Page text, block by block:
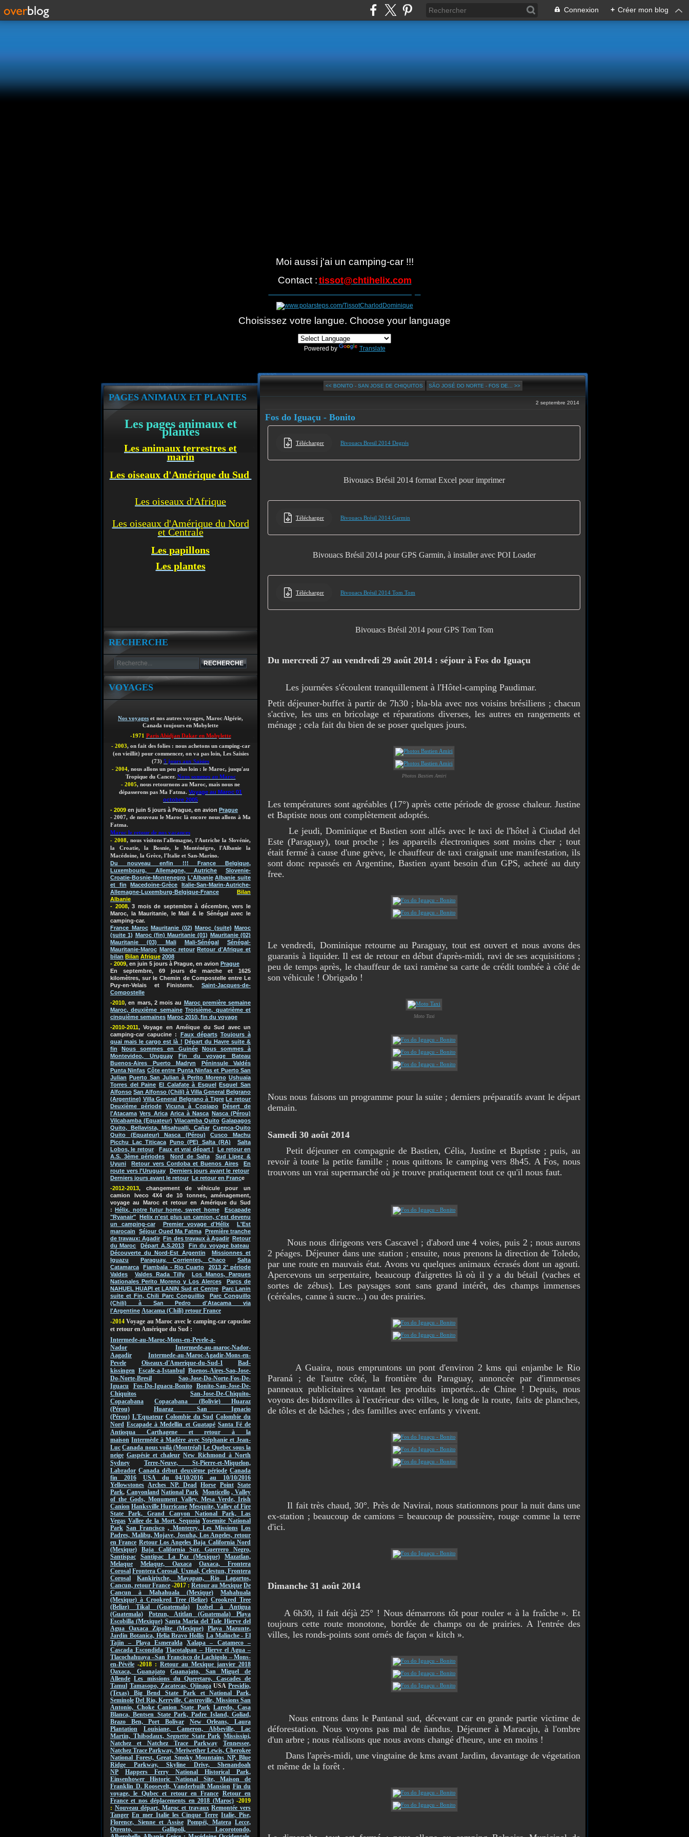
Connexion + Créer mon blog
Moi aussi j'ai un camping-car !!!
Contact : tissot@chtihelix.com
Choisissez votre langue. Choose your language
Powered by Translate
PAGES ANIMAUX ET PLANTES
Les pages animaux et
plantes
Les animaux terrestres et
marin
Les oiseaux d'Amérique du Sud
Les oiseaux d'Afrique
Les oiseaux d'Amérique du Nord
et Centrale
Les papillons
Les plantes
RECHERCHE
VOYAGES
Nos voyages et nos autres voyages, Maroc Algérie,
Canada toujours en Mobylette
-1971 Paris Abidjan Dakar en Mobylette
- 2003, on fait des folies : nous achetons un camping-car
(on vieillit) pour commencer, on va pas loin, Les Saisies
(73) 5 jours aux Saisies
- 2004, nous allons un peu plus loin : le Maroc, jusqu'au
Tropique du Cancer. Nous sommes au Maroc
- 2005, nous retournons au Maroc, mais nous ne
dépasserons pas Ma Fatma. Voyage au Maroc 01
octobre 2005
- 2009 en juin 5 jours à Prague, en avion Prague
- 2007, de nouveau le Maroc là encore nous allons à Ma
Fatma.
Maroc le retour de nos vacances
- 2008, nous visitons l'allemagne, l'Autriche la Slovénie,
la Croatie, la Bosnie, le Monténégro, l'Albanie la
Macédoine, la Grèce, l'Italie et San-Marino.
Du nouveau enfin !!! France Belgique,
Luxembourg, Allemagne, Autriche
Slovenie-
Croatie-Bosnie-Montenegro L'Albanie Albanie suite
et fin
Macedoine-Grèce
Italie-San-Marin-Autriche-
Allemagne-Luxemburg-Belgique-France
Bilan
Albanie
- 2008, 3 mois de septembre à décembre, vers le
Maroc, la Mauritanie, le Mali & le Sénégal avec le
camping-car.
France Maroc
Mauritanie (02) Maroc (suite)
Maroc
(suite 1)
Maroc (fin) Mauritanie (01)
Mauritanie (02)
Mauritanie (03) Mali
Mali-Sénégal
Sénégal-
Mauritanie-Maroc Maroc retour Retour d'Afrique et
bilan Bilan Afrique 2008
- 2009, en juin 5 jours à Prague, en avion Prague
En septembre, 69 jours de marche et 1625
kilomètres, sur le Chemin de Compostelle entre Le
Puy-en-Velais et Finisterre. Saint-Jacques-de-
Compostelle
-2010, en mars, 2 mois au Marocpremière semaine
Maroc, deuxième semaine Troisième, quatrième et
cinquième semaines Maroc 2010, fin du voyage
-2010-2011, Voyage en Améique du Sud avec un
camping-car capucine : Faux départs Toujours à
quai mais le cargo est là ! Départ du Havre suite &
fin
Nous sommes en Guinée
Nous sommes à
Montevideo, Uruguay
Fin du voyage Bateau
Buenos-Aires Puerto Madryn
Péninsule Valdés
Punta Ninfas Côte entre Punta Ninfas et Puerto San
Julian
Puerto San Julian à Perito Moreno Ushuaïa
Torres del Paine
El Calafate à Esquel
Esquel San
Alfonso San Alfonso (Chili) à Villa General Belgrano
(Argentine) Villa General Belgrano à Tigre Le retour
Deuxième période
Vicuna à Copiapo
Désert de
l'Atacama Vers Arica Arica à Nasca
Nasca (Pérou)
Vilcabamba (Equateur) Vilacamba Quito Galapagos
Quito, Bellavista, Misahualli, Cañar Cuenca-Quito
Quito (Equateur) Nasca (Pérou)
Cusco Machu
Picchu Lac Titicaca
Puno (PE) Salta (RA)
Salta
Lobos, le retour
Faux et vrai départ !
Le retour en
A.S. 3ème périodes
Nord de Salta
Sud Lipez &
Uyuni
Retour vers Cordoba et Buenos Aires
En
route vers l'Uruguay
Derniers jours avant le retour
Derniers jours avant le retour
Le retour en France
-2012-2013, changement de véhicule pour un
camion Iveco 4X4 de 10 tonnes, aménagement,
voyage au Maroc et retour en Amérique du Sud
:
Hélix, notre futur home, sweet home
Escapade
"Ryanair"
Helix n'est plus un camion, c'est devenu
un camping-car
Premier voyage d'Hélix
L'Est
marocain
Séjour Oued Ma Fatma
Première tranche
de travaux: Agadir
Fin des travaux à Agadir
Retour
du Maroc
Départ A.S.2013
Fin du voyage bateau
Découverte du Nord-Est Argentin
Missionnes et
Iguazu
Paraguay, Corrientes, Chaco
Salta
Catamarca
Fiambala - Rio Cuarto
2013 2° période
Valdes
Valdes Rada Tilly
Los Manos, Parques
Nationales Perito Moreno y Los Alerces
Parcs de
NAHUEL HUAPI et LANIN Sud et Centre
Parc Lanin
suite et Fin, Chili Parc Conguillio
Parc Conguillo
(Chili) à San Pedro d'Atacama via
l'Argentine Atacama (Chili) retour France
-2014 Voyage au Maroc avec le camping-car capucine
et retour en Amérique du Sud :
Intermede-au-Maroc-Mons-en-Pevele-a-
Nador
Intermede-au-maroc-Nador-
Aagadir
Intermede-au-Maroc-Agadir-Mons-en-
Pevele
Oiseaux-d'Amerique-du-Sud-1
Bad-
kissingen Escale-a-Istanbul Buenos-Aires-Sao-Jose-
Do-Norte-Bresil
Sao-Jose-Do-Norte-Fos-De-
Iguacu
Fos-Do-Iguacu-Bonito
Bonito-San-Jose-De-
Chiquitos
San-Jose-De-Chiquito-
Copacabana
Copacabana (Bolivie) Huaraz
(Pérou)
Huaraz San Ignacio
(Pérou) L'Equateur Colombie du Sud Colombie du
Nord Escapade à Medellin et Guatapé Santa Fé de
Antioqua Carthagene et retour à la
maison Intermède à Madère avec Stéphanie et Jean-
Luc Canada nous voilà (Montréal) Le Quebec sous la
neige Gaspésie et chaleur New Richmond à North
Sydney
Terre-Neuve, St-Pierre-et-Miquelon,
Labrador Canada début deuxième période Canada
fin 2016
USA du 04/10/2016 au 10/10/2016
Yellowstones Arches NP.Dead Horse Point State
Park, Canyonland National Park Monticello , Valley
of the Gods,Monument Valley,Mesa Verde, Irish
Canion Hanksville Hurricane Mesquite, Valley of Fire
State Park, Grand Canyon National Park, Las
Vegas Vallee dela Mort,Sequoia Yosemite National
Park San Francisco , Monterey, Les Missions Los
Padres, Malibu, Mojave, Josuha, Los Angeles, retour
en France Retour Los Angeles Baja California Nord
(Mexique)
Baja California Sur. Guerrero Negro,
Santispac
Santipac La Paz (Mexique)
Mazatlan,
Melaque
Melaque, Oaxaca
Oaxaca, Frontera
Corosal Frontera Corosal, Uxmal, Celestun, Frontera
Corosal
Kankirixche, Mayapan, Rio Lagartos,
Cancun, retour France -2017 : Retour au Mexique De
Cancun à Mahahuala (Mexique)
Mahahuala
(Mexique) à Crookred Tree (Belize) Crookred Tree
(Belize) Tikal (Guatemala)
Ixobel à Antigua
(Guatemala)
Potzun, Atitlan (Guatemala) Playa
Escobilla (Mexique) Santa Maria del Tule Hierve del
Agua Oaxaca Zipolite (Mexique) Playa Mazunte,
Jardin Botanica, Helia Bravo Hollis La Malinche - El
Tajin – Playa Esmeralda Xalapa – Catameco –
Cascada Escondida Tlacotalpan – Hierve el Agua –
Tlacochahuaya –San Francisco de Lachigolo – Mons-
en-Pévèle -2018 : Retour au Mexique janvier 2018
Oaxaca, Guanajato
Guanajato, San Miguel de
Allende Les missions du Queretaro, Cascades de
Tamul Tamasopo, Zacatecas, OjinagaUSAPresidio,
(Texas) Big Bend State Park et National Park,
Seminole Del Rio, Kerrville, Castroville, Missions San
Antonio, Choke Canion State Park Laredo, Casa
Blanca, Bentsen State Park, Padre Island, Goliad,
Brazo Ben, Port Bolivar
New Orleans, Laura
Plantation
Louisiane, Cameron, Abbeville, Lac
Martin, Thibodaux, Segnette State Park Mississipi,
Natchez et Natchez Trace Parkway
Tennessee,
Natchez Trace Parkway, Meriwether Lewis, Cherokee
National Forest, Great Smoky Mountains NP, Blue
Ridge Parkway, Skyline Drive, Shenandoah
NP
Happers Ferry National Historical Park,
Einsenhower Historic National Site, Maison de
Franklin D. Roosevelt, Vanderbuilt Mansion Fin du
voyage, le Qubec et retour en France Retour en
France et nos déplacements en 2018 (Maroc) -2019
: Nouveau départ, Maroc et travaux Remontée vers
Tanger En mer Italie les Cinque Terre Italie, Pise,
Florence, Sienne et Assise Pompéi, Matera Lecce,
Otrento, Gallipoli, Locorotondo,
<< BONITO - SAN JOSE DE CHIQUITOS SÃO JOSÉ DO NORTE - FOS DE... >>
2 septembre 2014
Fos do Iguaçu - Bonito
Télécharger Bivouacs Bresil 2014 Degrés
Bivouacs Brésil 2014 format Excel pour imprimer
Télécharger Bivouacs Brésil 2014 Garmin
Bivouacs Brésil 2014 pour GPS Garmin, à installer avec POI Loader
Télécharger Bivouacs Brésil 2014 Tom Tom
Bivouacs Brésil 2014 pour GPS Tom Tom
Du mercredi 27 au vendredi 29 août 2014 : séjour à Fos do Iguaçu
Les journées s'écoulent tranquillement à l'Hôtel-camping Paudimar.
Petit déjeuner-buffet à partir de 7h30 ; bla-bla avec nos voisins brésiliens ; chacun
s'active, les uns en bricolage et réparations diverses, les autres en rangements et
ménage ; cela fait du bien de se poser quelques jours.
Photos Bastien Amiri
Les températures sont agréables (17°) après cette période de grosse chaleur. Justine
et Baptiste nous ont complètement adoptés.
Le jeudi, Dominique et Bastien sont allés avec le taxi de l'hôtel à Ciudad del
Este (Paraguay), tout proche ; les appareils électroniques sont moins cher ; tout
était fermé à cause d'une grève, le chauffeur de taxi craignait une manifestation, ils
sont donc repassés en Argentine, Bastien ayant besoin d'un GPS, acheté au duty
free.
Le vendredi, Dominique retourne au Paraguay, tout est ouvert et nous avons des
guaranis à liquider. Il est de retour en début d'après-midi, ravi de ses acquisitions ;
peu de temps après, le chauffeur de taxi ramène sa carte de crédit tombée à côté de
son véhicule ! Obrigado !
Moto Taxi
Nous nous faisons un programme pour la suite ; derniers préparatifs avant le départ
demain.
Samedi 30 août 2014
Petit déjeuner en compagnie de Bastien, Célia, Justine et Baptiste ; puis, au
revoir à toute la petite famille ; nous quittons le camping vers 8h45. A Fos, nous
trouvons un vrai supermarché où je trouve pratiquement tout ce qu'il nous faut.
Nous nous dirigeons vers Cascavel ; d'abord une 4 voies, puis 2 ; nous aurons
2 péages. Déjeuner dans une station ; ensuite, nous prenons la direction de Toledo,
par une route en mauvais état. Avons vu quelques animaux écrasés dont un agouti.
Apercevons un serpentaire, beaucoup d'aigrettes là où il y a du bétail (vaches et
sortes de zébus). Les paysages sont sans grand intérêt, des champs immenses
(céréales, canne à sucre...) ou des prairies.
A Guaira, nous empruntons un pont d'environ 2 kms qui enjambe le Rio
Paraná ; de l'autre côté, la frontière du Paraguay, annoncée par d'immenses
panneaux publicitaires vantant les produits importés...de Chine ! Depuis, nous
voyons des bidonvilles à l'extérieur des villes, le long de la route, faits de planches,
de tôles et de bâches ; des familles avec enfants y vivent.
Il fait très chaud, 30°. Près de Navirai, nous stationnons pour la nuit dans une
ex-station ; beaucoup de camions = beaucoup de poussière, rouge comme la terre
d'ici.
Dimanche 31 août 2014
A 6h30, il fait déjà 25° ! Nous démarrons tôt pour rouler « à la fraîche ». Et
toujours cette route monotone, bordée de champs ou de prairies. A l'entrée des
villes, les ronds-points sont ornés de façon « kitch ».
Nous entrons dans le Pantanal sud, décevant car en grande partie victime de
déforestation. Nous voyons pas mal de ñandus. Déjeuner à Maracaju, à l'ombre
d'un arbre ; nous réalisons que nous avons changé d'heure, une en moins !
Dans l'après-midi, une vingtaine de kms avant Jardim, davantage de végetation
et même de la forêt .